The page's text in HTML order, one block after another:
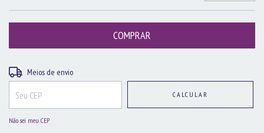
Entregas para o CEP:
Meios de envio
CALCULAR
Não sei meu CEP